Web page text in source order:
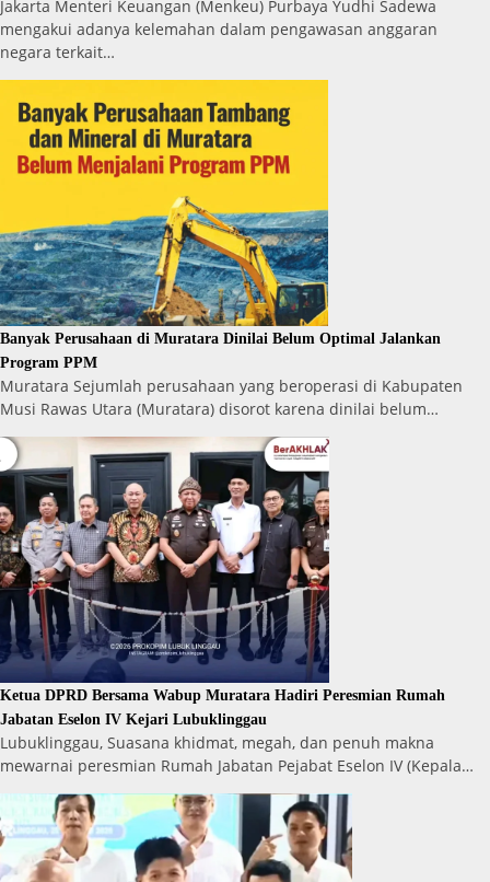
Jakarta Menteri Keuangan (Menkeu) Purbaya Yudhi Sadewa
mengakui adanya kelemahan dalam pengawasan anggaran
negara terkait…
Banyak Perusahaan di Muratara Dinilai Belum Optimal Jalankan
Program PPM
Muratara Sejumlah perusahaan yang beroperasi di Kabupaten
Musi Rawas Utara (Muratara) disorot karena dinilai belum…
Ketua DPRD Bersama Wabup Muratara Hadiri Peresmian Rumah
Jabatan Eselon IV Kejari Lubuklinggau
Lubuklinggau, Suasana khidmat, megah, dan penuh makna
mewarnai peresmian Rumah Jabatan Pejabat Eselon IV (Kepala…